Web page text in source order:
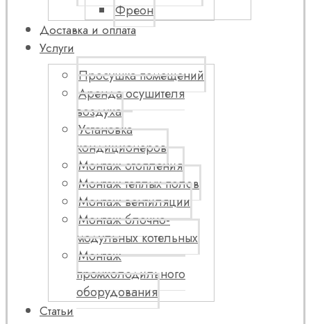
Фреон
Доставка и оплата
Услуги
Просушка помещений
Аренда осушителя
воздуха
Установка
кондиционеров
Монтаж отопления
Монтаж теплых полов
Монтаж вентиляции
Монтаж блочно-
модульных котельных
Монтаж
промхолодильного
оборудования
Статьи